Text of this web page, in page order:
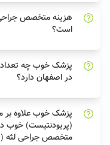
هزینه متخصص
است؟
پزشک خوب چه
در اصفهان دارد؟
پزشک خوب علاوه
(پریودنتیست) خوب
متخصص جراحی لثه